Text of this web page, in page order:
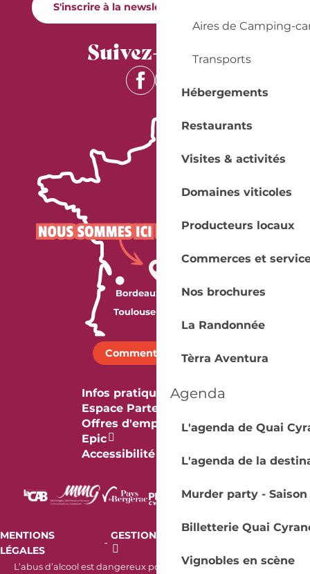
Aires de Camping-
Transports
Hébergements
Restaurants
Visites & activités
Domaines viticoles
Producteurs locaux
Commerces et
Nos brochures
La Randonnée
Tèrra Aventura
Agenda
L'agenda de Quai
L'agenda de la
Murder party - Saison
Billetterie Quai
Vignobles en scène
S'inscrire à la newsletter Quai Cyrano
Suivez-nous !
Comment venir ?
Infos pratiques
Espace Partenaires
Offres d'emploi & stage
Epic
Accessibilité
MENTIONS
LÉGALES
-
GESTION DES COOKIES
AUDIT
L’abus d’alcool est dangereux pour la santé. À consommer avec